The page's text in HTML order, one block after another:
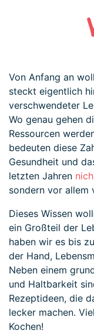
Von Anfang an
steckt eigentlich
verschwendeter
Wo genau gehen
Ressourcen
bedeuten diese
Gesundheit und
letzten Jahren
sondern vor allem
Dieses Wissen
ein Großteil der
haben wir es bis
der Hand,
Neben einem
und Haltbarkeit
Rezeptideen, die
lecker machen.
Kochen!